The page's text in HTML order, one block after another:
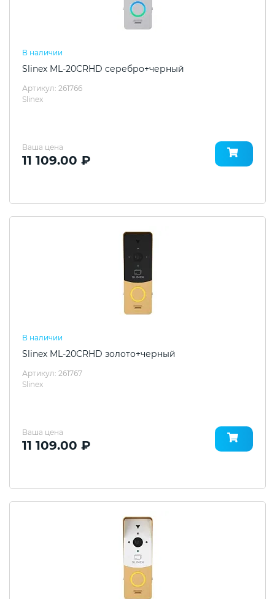
В наличии
Slinex ML-20CRHD серебро+черный
Артикул: 261766
Slinex
Ваша цена
11 109.00 ₽
В наличии
Slinex ML-20CRHD золото+черный
Артикул: 261767
Slinex
Ваша цена
11 109.00 ₽